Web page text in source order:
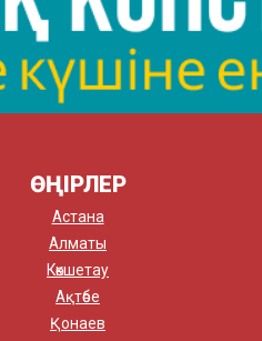
ӨҢІРЛЕР
Астана
Алматы
Көкшетау
Ақтөбе
Қонаев